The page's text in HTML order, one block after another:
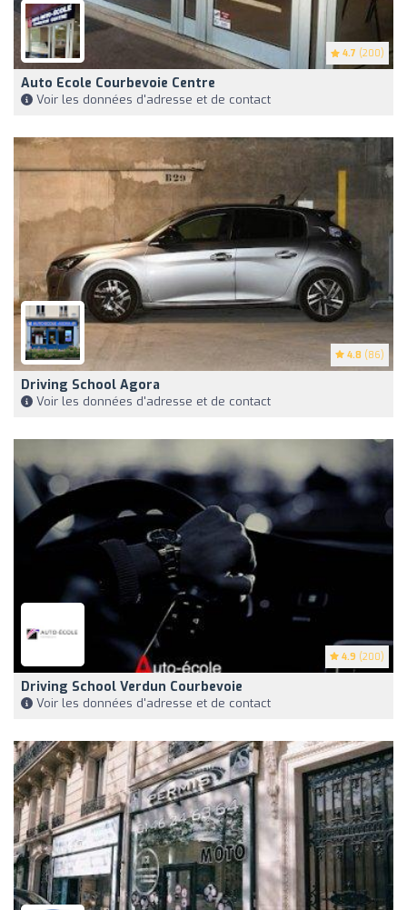
4.7 (200)
Auto Ecole Courbevoie Centre
Voir les données d'adresse et de contact
4.8 (86)
Driving School Agora
Voir les données d'adresse et de contact
4.9 (200)
Driving School Verdun Courbevoie
Voir les données d'adresse et de contact